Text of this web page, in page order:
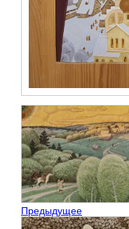
Предыдущее